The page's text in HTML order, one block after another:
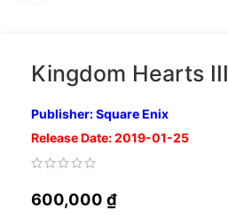
Kingdom Hearts III
Publisher: Square Enix
Release Date: 2019-01-25
600,000 ₫